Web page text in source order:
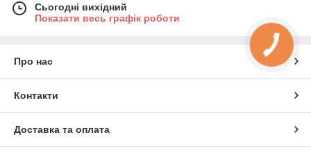
Сьогодні вихідний
Показати весь графік роботи
Про нас
Контакти
Доставка та оплата